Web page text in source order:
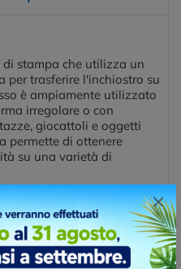
×
stampa che utilizza un
per trasferire l'inchiostro su
è ampiamente utilizzato
irregolare o con
giocattoli e oggetti
permette di ottenere
su una varietà di